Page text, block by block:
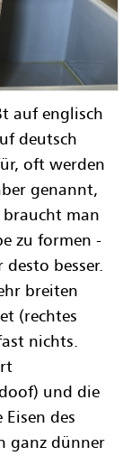
auf englisch
deutsch
oft werden
genannt,
man
zu formen -
besser.
breiten
(rechtes
nichts.
und die
des
ganz dünner